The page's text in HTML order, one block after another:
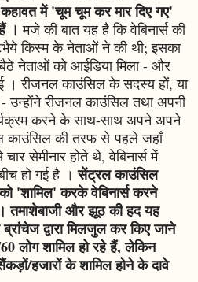
में 'चूम चूम कर मार दिए गए'
हैं ।मजे की बात यह है कि वेबिनार्स की
किस्म के नेताओं ने की थी; इसका
नेताओं को आईडिया मिला - और
। रीजनल काउंसिल के सदस्य हों, या
रीजनल काउंसिल तथा अपनी
करने के साथ-साथ अपने अपने
काउंसिल की तरफ से पहले जहाँ
सेमीनार होते थे, वेबिनार्स में
हो गई है ।सेंट्रल काउंसिल
'शामिल' करके वेबिनार्स करने
। तमाशेबाजी और झूठ की हद यह
द्वारा मिलजुल कर किए जाने
लोग शामिल हो रहे हैं, लेकिन
हजारों के शामिल होने के दावे